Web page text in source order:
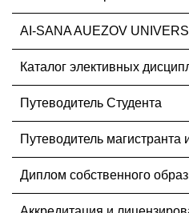
AI-SANA AUEZOV
Каталог элективных
Путеводитель Студента
Путеводитель магистранта
Диплом собственного